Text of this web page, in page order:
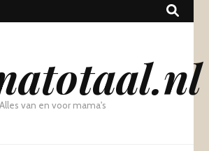
Alles van en voor mama's